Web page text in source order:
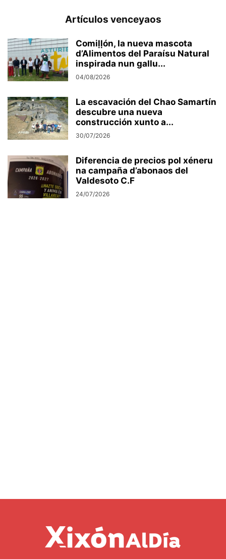
Artículos venceyaos
Comiḷḷón, la nueva mascota
d’Alimentos del Paraísu Natural
inspirada nun gallu...
04/08/2026
La escavación del Chao Samartín
descubre una nueva
construcción xunto a...
30/07/2026
Diferencia de precios pol xéneru
na campaña d’abonaos del
Valdesoto C.F
24/07/2026